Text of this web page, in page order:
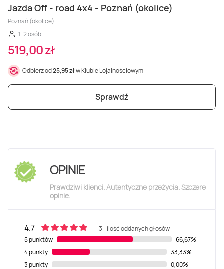
Jazda Off - road 4x4 - Poznań (okolice)
Poznań (okolice)
1-2 osób
519,00 zł
Odbierz od25,95 złw Klubie Lojalnościowym
Sprawdź
OPINIE
Prawdziwi klienci. Autentyczne przeżycia. Szczere
opinie.
4.7
3 - ilość oddanych głosów
5 punktów
66,67%
4 punkty
33,33%
3 punkty
0,00%